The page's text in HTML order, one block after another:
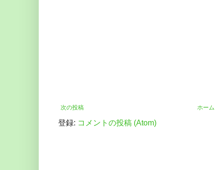
次の投稿 ホーム
登録: コメントの投稿 (Atom)